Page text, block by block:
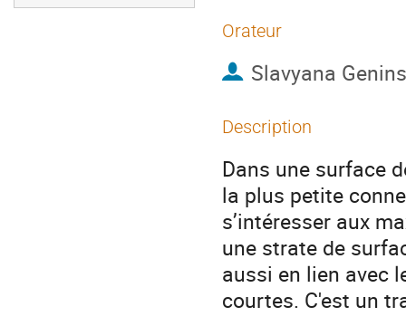
Orateur
Slavyana
Description
Dans une surface
la plus petite
s’intéresser aux
une strate de
aussi en lien avec
courtes. C'est un